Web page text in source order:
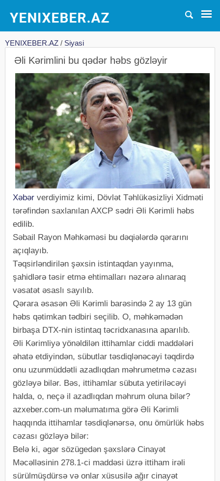
YENIXEBER.AZ / Siyasi
Əli Kərimlini bu qədər həbs gözləyir
Xəbər verdiyimiz kimi, Dövlət Təhlükəsizliyi Xidməti
tərəfindən saxlanılan AXCP sədri Əli Kərimli həbs
edilib.
Səbail Rayon Məhkəməsi bu dəqiələrdə qərarını
açıqlayıb.
Təqsirləndirilən şəxsin istintaqdan yayınma,
şahidlərə təsir etmə ehtimalları nəzərə alınaraq
vəsatət əsaslı sayılıb.
Qərara əsasən Əli Kərimli barəsində 2 ay 13 gün
həbs qətimkan tədbiri seçilib. O, məhkəmədən
birbaşa DTX-nin istintaq təcridxanasına aparılıb.
Əli Kərimliyə yönəldilən ittihamlar ciddi maddələri
əhatə etdiyindən, sübutlar təsdiqlənəcəyi təqdirdə
onu uzunmüddətli azadlıqdan məhrumetmə cəzası
gözləyə bilər. Bəs, ittihamlar sübuta yetiriləcəyi
halda, o, neçə il azadlıqdan məhrum oluna bilər?
azxeber.com-un məlumatıma görə Əli Kərimli
haqqında ittihamlar təsdiqlənərsə, onu ömürlük həbs
cəzası gözləyə bilər:
Belə ki, əgər sözügedən şəxslərə Cinayət
Məcəlləsinin 278.1-ci maddəsi üzrə ittiham irəli
sürülmüşdürsə və onlar xüsusilə ağır cinayət